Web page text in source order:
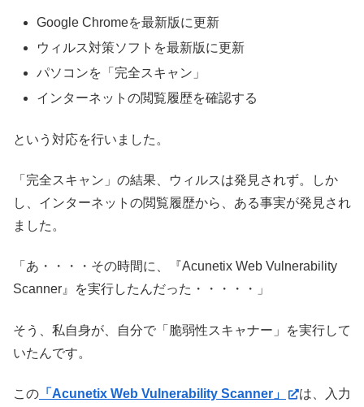
Google Chromeを最新版に更新
ウィルス対策ソフトを最新版に更新
パソコンを「完全スキャン」
インターネットの閲覧履歴を確認する
という対応を行いました。
「完全スキャン」の結果、ウィルスは発見されず。しか
し、インターネットの閲覧履歴から、ある事実が発見され
ました。
「あ・・・・その時間に、『Acunetix Web Vulnerability
Scanner』を実行したんだった・・・・・」
そう、私自身が、自分で「脆弱性スキャナー」を実行して
いたんです。
この 「Acunetix Web Vulnerability Scanner」
は、入力